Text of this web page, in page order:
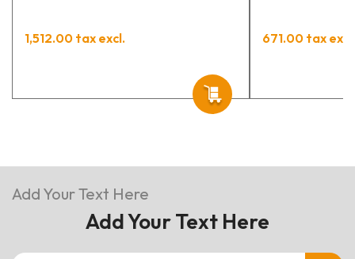
1,512.00 tax excl. 671.00 tax excl.
Add Your Text Here
Add Your Text Here